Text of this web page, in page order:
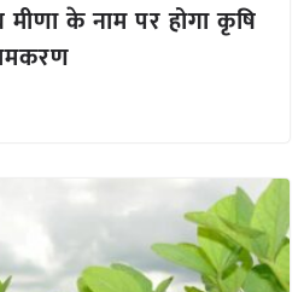
के नाम पर होगा कृषि